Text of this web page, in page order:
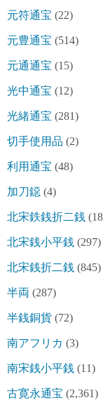
元符通宝 (22)
元豊通宝 (514)
元通通宝 (15)
光中通宝 (12)
光緒通宝 (281)
切手使用品 (2)
利用通宝 (48)
加刀鐚 (4)
北宋鉄銭折二銭
北宋銭小平銭 (297)
北宋銭折二銭 (845)
半両 (287)
半銭銅貨 (72)
南アフリカ (3)
南宋銭小平銭 (11)
古寛永通宝 (2,361)